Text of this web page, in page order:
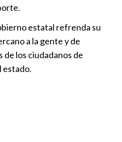
estatal refrenda su
a la gente y de
de los ciudadanos de
estado.